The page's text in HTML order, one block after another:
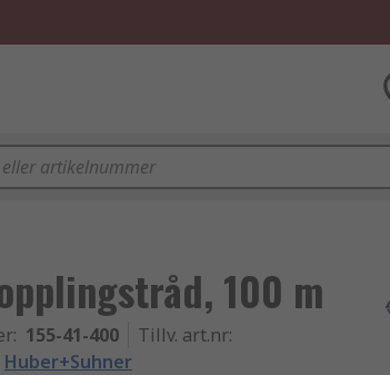
100 m
: 155-41-400 Tillv. art.nr:
Huber+Suhner